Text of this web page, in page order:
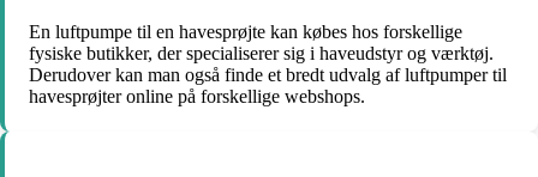
En luftpumpe til en havesprøjte kan købes hos forskellige
fysiske butikker, der specialiserer sig i haveudstyr og værktøj.
Derudover kan man også finde et bredt udvalg af luftpumper til
havesprøjter online på forskellige webshops.